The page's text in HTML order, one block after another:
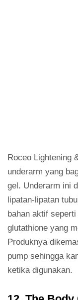
Roceo Lightening
underarm yang
gel. Underarm ini
lipatan-lipatan
bahan aktif
glutathione yang
Produknya
pump sehingga
ketika digunakan.